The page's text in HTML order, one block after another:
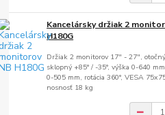
Kancelársky držiak 2
H180G
Držiak 2 monitorov 17" - 27", otočný
sklopný +85° / -35°, výška 0-640
0-505 mm, rotácia 360°, VESA
nosnosť 18 kg